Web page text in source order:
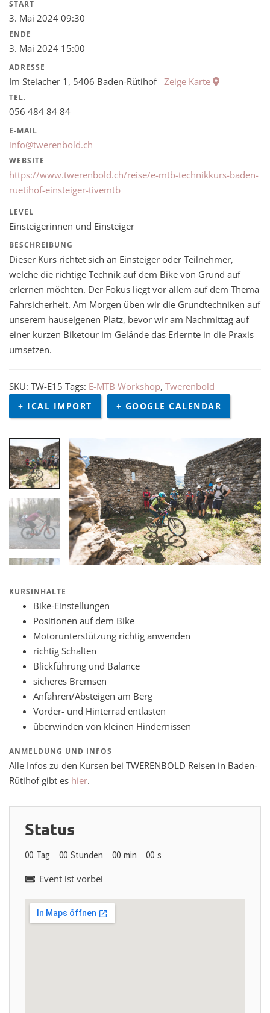
START
3. Mai 2024 09:30
ENDE
3. Mai 2024 15:00
ADRESSE
Im Steiacher 1, 5406 Baden-Rütihof Zeige Karte
TEL.
056 484 84 84
E-MAIL
info@twerenbold.ch
WEBSITE
https://www.twerenbold.ch/reise/e-mtb-technikkurs-baden-
ruetihof-einsteiger-tivemtb
LEVEL
Einsteigerinnen und Einsteiger
BESCHREIBUNG
Dieser Kurs richtet sich an Einsteiger oder Teilnehmer,
welche die richtige Technik auf dem Bike von Grund auf
erlernen möchten. Der Fokus liegt vor allem auf dem Thema
Fahrsicherheit. Am Morgen üben wir die Grundtechniken auf
unserem hauseigenen Platz, bevor wir am Nachmittag auf
einer kurzen Biketour im Gelände das Erlernte in die Praxis
umsetzen.
SKU: TW-E15 Tags: E-MTB Workshop, Twerenbold
+ ICAL IMPORT + GOOGLE CALENDAR
KURSINHALTE
Bike-Einstellungen
Positionen auf dem Bike
Motorunterstützung richtig anwenden
richtig Schalten
Blickführung und Balance
sicheres Bremsen
Anfahren/Absteigen am Berg
Vorder- und Hinterrad entlasten
überwinden von kleinen Hindernissen
ANMELDUNG UND INFOS
Alle Infos zu den Kursen bei TWERENBOLD Reisen in Baden-
Rütihof gibt es hier.
Status
00 Tag 00 Stunden 00 min 00 s
Event ist vorbei